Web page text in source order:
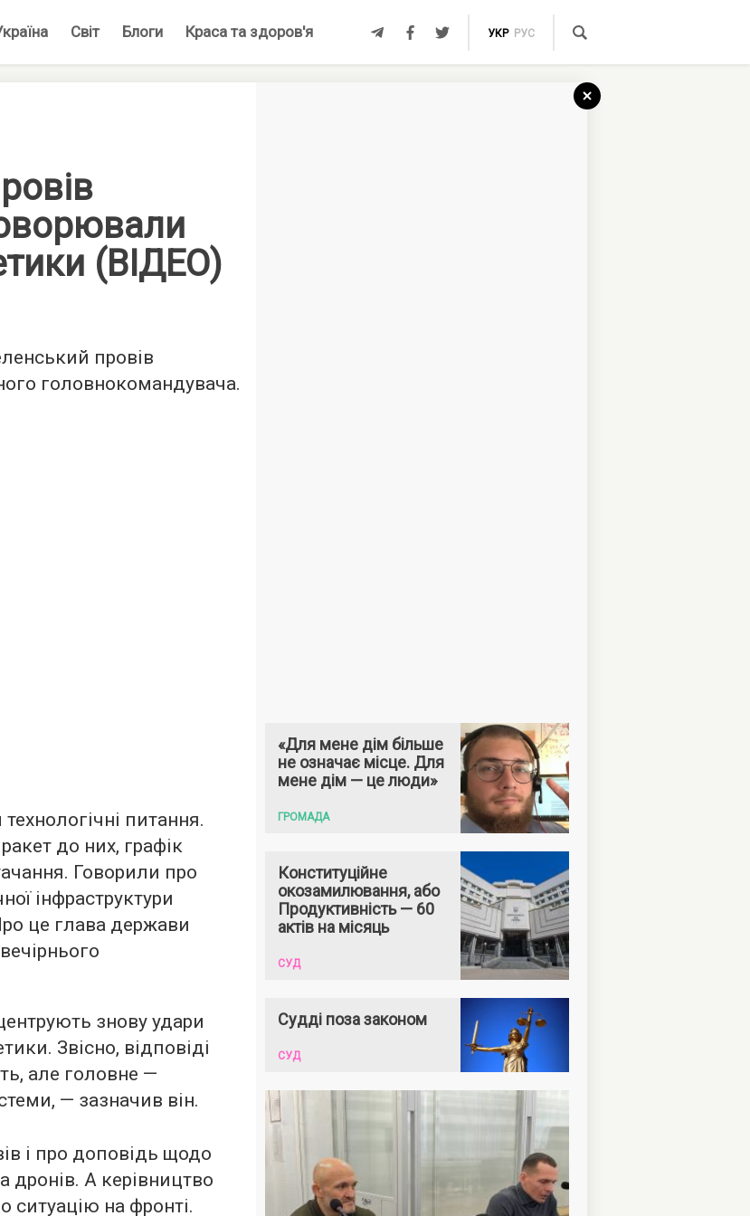
Світ Блоги Краса та здоров'я УКР РУС
(ВІДЕО)
провів
головнокомандувача.
питання.
до них, графік
Говорили про
інфраструктури
це глава держави
знову удари
Звісно, відповіді
але головне —
— зазначив він.
і про доповідь щодо
дронів. А керівництво
ситуацію на фронті.
«Для мене дім більше
не означає місце. Для
мене дім — це люди»
ГРОМАДА
Конституційне
окозамилювання, або
Продуктивність — 60
актів на місяць
СУД
Судді поза законом
СУД